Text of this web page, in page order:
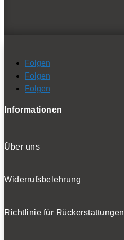
Folgen
Folgen
Folgen
Informationen
Über uns
Widerrufsbelehrung
Richtlinie für Rückerstattungen